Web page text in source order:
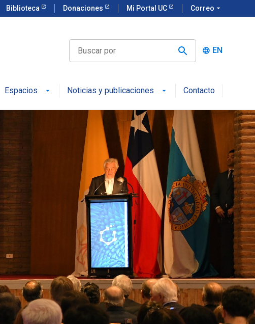
Biblioteca Donaciones Mi Portal UC Correo arrow_drop_down
language EN
Espacios Noticias y publicaciones Contacto